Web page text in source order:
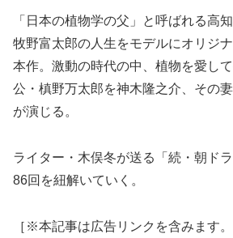
「日本の植物学の父」と呼ばれる高
牧野富太郎の人生をモデルにオリジ
本作。激動の時代の中、植物を愛し
公・槙野万太郎を神木隆之介、その
が演じる。
ライター・木俣冬が送る「続・朝ド
86回を紐解いていく。
［※本記事は広告リンクを含みます。